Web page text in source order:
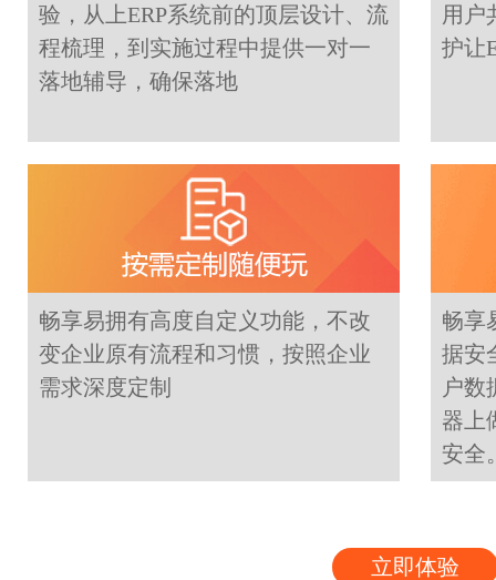
验，从上ERP系统前的顶层设计、流
程梳理，到实施过程中提供一对一
落地辅导，确保落地
用户
护让
畅享易拥有高度自定义功能，不改
变企业原有流程和习惯，按照企业
需求深度定制
畅享
据安
户数
器上
安全
立即体验